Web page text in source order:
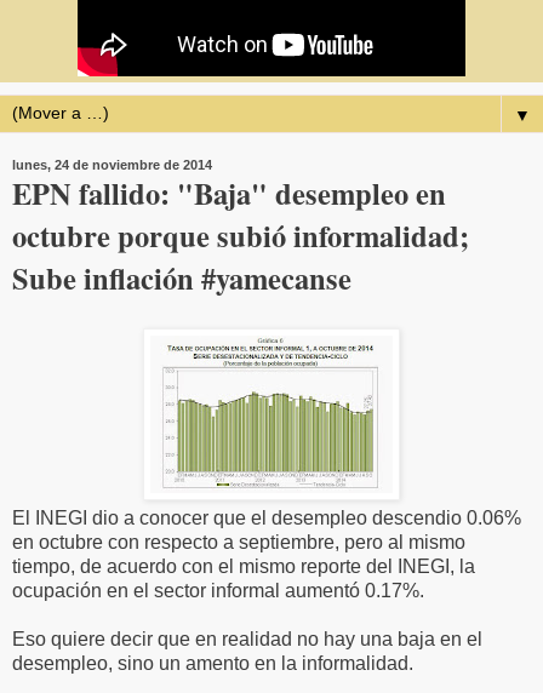
▼
lunes, 24 de noviembre de 2014
EPN fallido: "Baja" desempleo en
octubre porque subió informalidad;
Sube inflación #yamecanse
El INEGI dio a conocer que el desempleo descendio 0.06%
en octubre con respecto a septiembre, pero al mismo
tiempo, de acuerdo con el mismo reporte del INEGI, la
ocupación en el sector informal aumentó 0.17%.
Eso quiere decir que en realidad no hay una baja en el
desempleo, sino un amento en la informalidad.